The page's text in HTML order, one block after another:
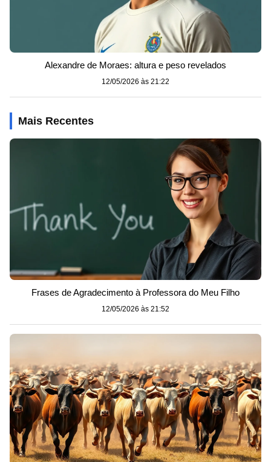
Alexandre de Moraes: altura e peso revelados
12/05/2026 às 21:22
Mais Recentes
Frases de Agradecimento à Professora do Meu Filho
12/05/2026 às 21:52